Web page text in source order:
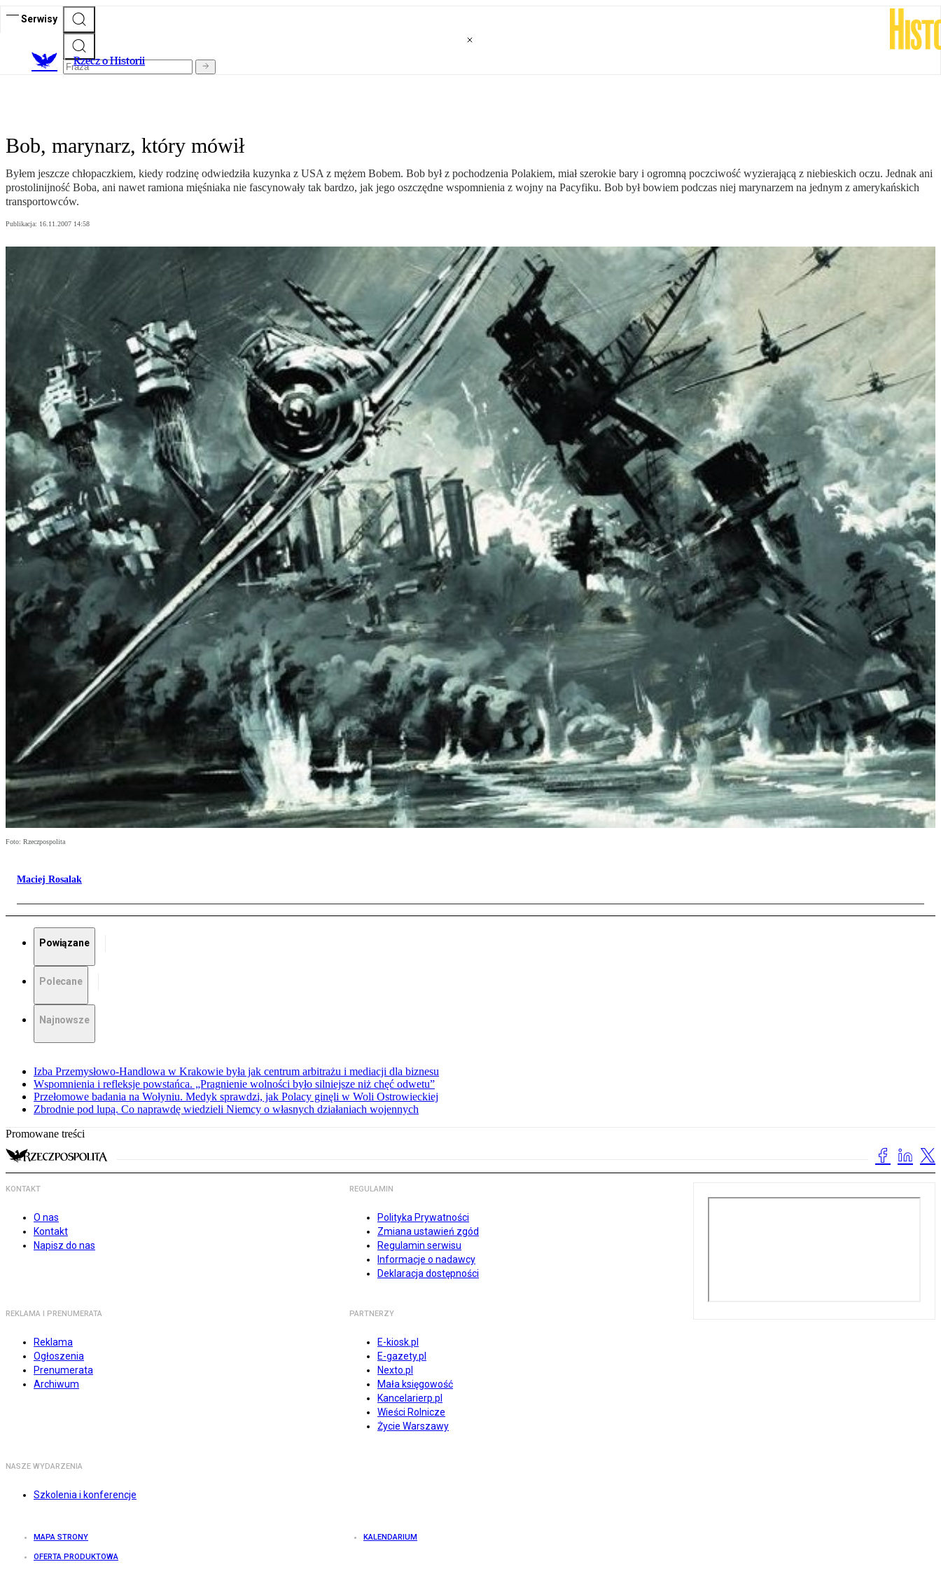
Serwisy
Rzecz o Historii
Bob, marynarz, który mówił
Byłem jeszcze chłopaczkiem, kiedy rodzinę odwiedziła kuzynka z USA z mężem Bobem. Bob był z pochodzenia Polakiem, miał szerokie bary i ogromną poczciwość wyzierającą z niebieskich oczu. Jednak ani
prostolinijność Boba, ani nawet ramiona mięśniaka nie fascynowały tak bardzo, jak jego oszczędne wspomnienia z wojny na Pacyfiku. Bob był bowiem podczas niej marynarzem na jednym z amerykańskich
transportowców.
Publikacja: 16.11.2007 14:58
Foto: Rzeczpospolita
Maciej Rosalak
Powiązane
Polecane
Najnowsze
Izba Przemysłowo-Handlowa w Krakowie była jak centrum arbitrażu i mediacji dla biznesu
Wspomnienia i refleksje powstańca. „Pragnienie wolności było silniejsze niż chęć odwetu”
Przełomowe badania na Wołyniu. Medyk sprawdzi, jak Polacy ginęli w Woli Ostrowieckiej
Zbrodnie pod lupą. Co naprawdę wiedzieli Niemcy o własnych działaniach wojennych
Promowane treści
KONTAKT
O nas
Kontakt
Napisz do nas
REGULAMIN
Polityka Prywatności
Zmiana ustawień zgód
Regulamin serwisu
Informacje o nadawcy
Deklaracja dostępności
REKLAMA I PRENUMERATA
Reklama
Ogłoszenia
Prenumerata
Archiwum
PARTNERZY
E-kiosk.pl
E-gazety.pl
Nexto.pl
Mała księgowość
Kancelarierp.pl
Wieści Rolnicze
Życie Warszawy
NASZE WYDARZENIA
Szkolenia i konferencje
MAPA STRONY KALENDARIUM
OFERTA PRODUKTOWA